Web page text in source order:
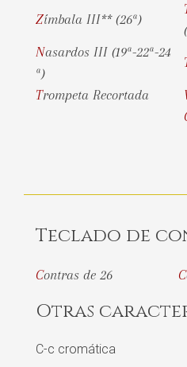
Zímbala III** (26ª)
Nasardos III (19ª-22ª-24
ª)
Trompeta Recortada
Teclado de
Contras de 26
Otras
C-c cromática